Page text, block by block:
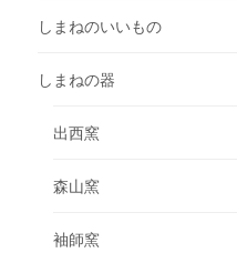
しまねのいいもの
しまねの器
出西窯
森山窯
袖師窯